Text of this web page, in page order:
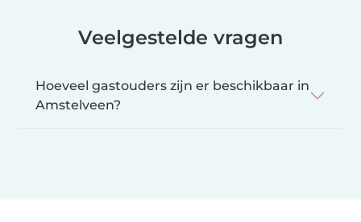
Veelgestelde vragen
Hoeveel gastouders zijn er beschikbaar in
Amstelveen?